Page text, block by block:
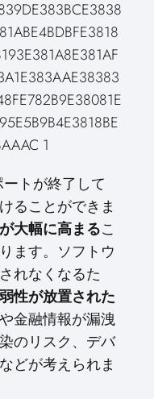
トが終了して
ることができま
大幅に高まるこ
ます。ソフトウ
れなくなるた
性が放置された
金融情報が漏洩
のリスク、デバ
どが考えられま